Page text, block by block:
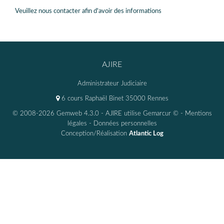
Veuillez nous contacter afin d'avoir des informations
AJIRE
Administrateur Judiciaire
6 cours Raphaël Binet 35000 Rennes
© 2008-2026 Gemweb 4.3.0 - AJIRE utilise Gemarcur © - Mentions
légales - Données personnelles
Conception/Réalisation Atlantic Log